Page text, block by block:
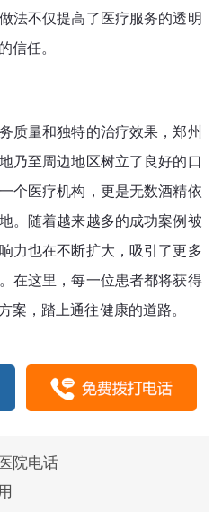
法不仅提高了医疗服务的透明
信任。
质量和独特的治疗效果，郑州
乃至周边地区树立了良好的口
个医疗机构，更是无数酒精依
。随着越来越多的成功案例被
力也在不断扩大，吸引了更多
在这里，每一位患者都将获得
案，踏上通往健康的道路。
院电话